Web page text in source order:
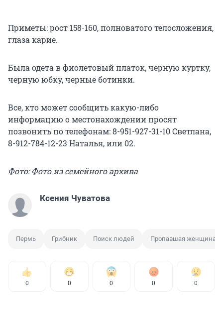
Приметы: рост 158-160, полноватого телосложения,
глаза карие.
Была одета в фиолетовый платок, черную куртку,
черную юбку, черные ботинки.
Все, кто может сообщить какую-либо
информацию о местонахождении просят
позвонить по телефонам: 8-951-927-31-10 Светлана,
8-912-784-12-23 Наталья, или 02.
Фото: Фото из семейного архива
Ксения Чуватова
Пермь Грибник Поиск людей Пропавшая женщина
0 0 0 0 0